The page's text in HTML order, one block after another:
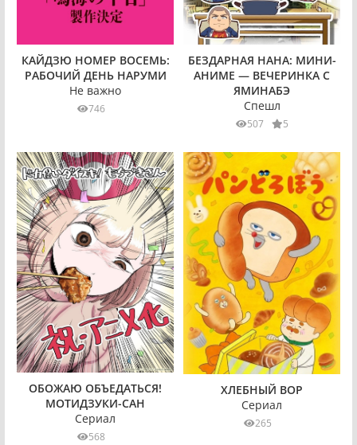
КАЙДЗЮ НОМЕР ВОСЕМЬ:
РАБОЧИЙ ДЕНЬ НАРУМИ
Не важно
746
БЕЗДАРНАЯ НАНА: МИНИ-
АНИМЕ — ВЕЧЕРИНКА С
ЯМИНАБЭ
Спешл
507 5
ОБОЖАЮ ОБЪЕДАТЬСЯ!
МОТИДЗУКИ-САН
Сериал
568
ХЛЕБНЫЙ ВОР
Сериал
265